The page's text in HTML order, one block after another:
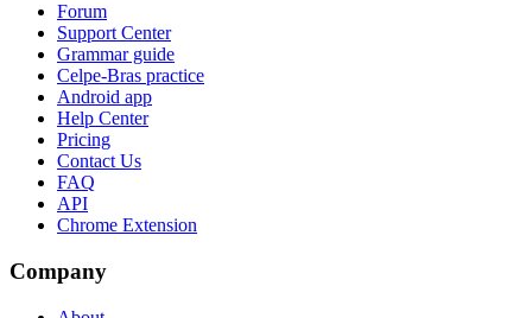
Forum
Support Center
Grammar guide
Celpe-Bras practice
Android app
Help Center
Pricing
Contact Us
FAQ
API
Chrome Extension
Company